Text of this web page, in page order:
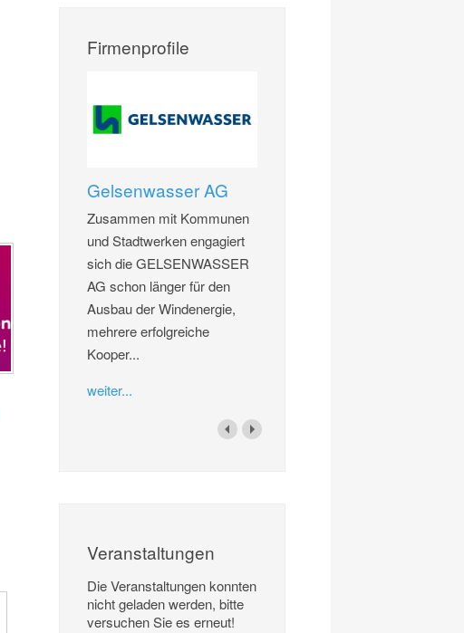
Firmenprofile
Gelsenwasser AG
Zusammen mit Kommunen
und Stadtwerken engagiert
sich die GELSENWASSER
AG schon länger für den
Ausbau der Windenergie,
mehrere erfolgreiche
Kooper...
weiter...
Veranstaltungen
Die Veranstaltungen konnten
nicht geladen werden, bitte
versuchen Sie es erneut!